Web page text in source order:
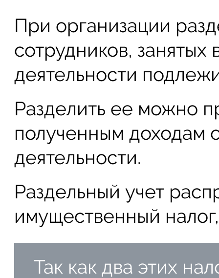
При организации
сотрудников, занятых
деятельности
Разделить ее можно
полученным доходам
деятельности.
Раздельный учет
имущественный
Так как два этих